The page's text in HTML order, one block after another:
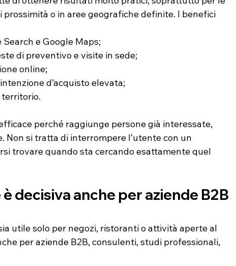
o in aree geografiche definite. I benefici
e Google Maps;
di preventivo e visite in sede;
online;
d’acquisto elevata;
perché raggiunge persone già interessate,
Non si tratta di interrompere l’utente con un
trovare quando sta cercando esattamente quel
decisiva anche per aziende B2B
utile solo per negozi, ristoranti o attività aperte al
per aziende B2B, consulenti, studi professionali,